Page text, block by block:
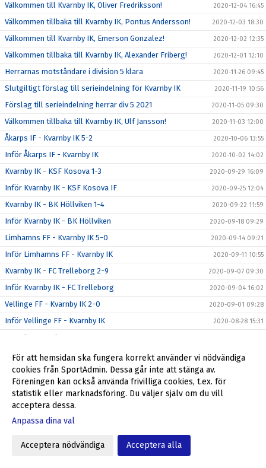
Välkommen till Kvarnby IK, Oliver Fredriksson! 2020-12-04 16:45
Välkommen tillbaka till Kvarnby IK, Pontus Andersson! 2020-12-03 18:30
Välkommen till Kvarnby IK, Emerson Gonzalez! 2020-12-02 12:35
Välkommen tillbaka till Kvarnby IK, Alexander Friberg! 2020-12-01 12:10
Herrarnas motståndare i division 5 klara 2020-11-26 09:45
Slutgiltigt förslag till serieindelning för Kvarnby IK 2020-11-19 10:56
Förslag till serieindelning herrar div 5 2021 2020-11-05 09:30
Välkommen tillbaka till Kvarnby IK, Ulf Jansson! 2020-11-03 12:00
Åkarps IF - Kvarnby IK 5-2 2020-10-06 13:55
Inför Åkarps IF - Kvarnby IK 2020-10-02 14:02
Kvarnby IK - KSF Kosova 1-3 2020-09-29 16:09
Inför Kvarnby IK - KSF Kosova IF 2020-09-25 12:04
Kvarnby IK - BK Höllviken 1-4 2020-09-22 11:59
Inför Kvarnby IK - BK Höllviken 2020-09-18 09:29
Limhamns FF - Kvarnby IK 5-0 2020-09-14 09:21
Inför Limhamns FF - Kvarnby IK 2020-09-11 10:55
Kvarnby IK - FC Trelleborg 2-9 2020-09-07 09:30
Inför Kvarnby IK - FC Trelleborg 2020-09-04 16:02
Vellinge FF - Kvarnby IK 2-0 2020-09-01 09:28
Inför Vellinge FF - Kvarnby IK 2020-08-28 15:31
Kvarnby IK - Ariana FC 0-4
Inför Kvarnby IK - Ariana FC 2020-08-21 11:24
IFK Klagshamn - Kvarnby IK 3-1 2020-08-16 15:37
Inför IFK Klagshamn - Kvarnby IK 2020-08-14 09:50
Kvarnby IK - Rosengård FF 2-0
Inför Kvarnby IK - Rosengårds FF
För att hemsidan ska fungera korrekt använder vi nödvändiga
cookies från SportAdmin. Dessa går inte att stänga av.
Föreningen kan också använda frivilliga cookies, t.ex. för
statistik eller marknadsföring. Du väljer själv om du vill
acceptera dessa.
Anpassa dina val
Acceptera nödvändiga Acceptera alla